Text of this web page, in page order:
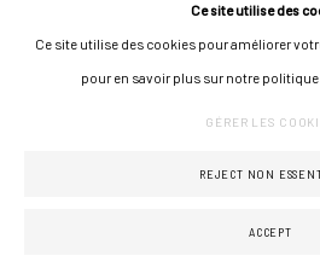
Ce site utilise des
Ce site utilise des cookies pour améliorer
pour en savoir plus sur notre politique
GÉRER LES
REJECT NON
ACCEPT